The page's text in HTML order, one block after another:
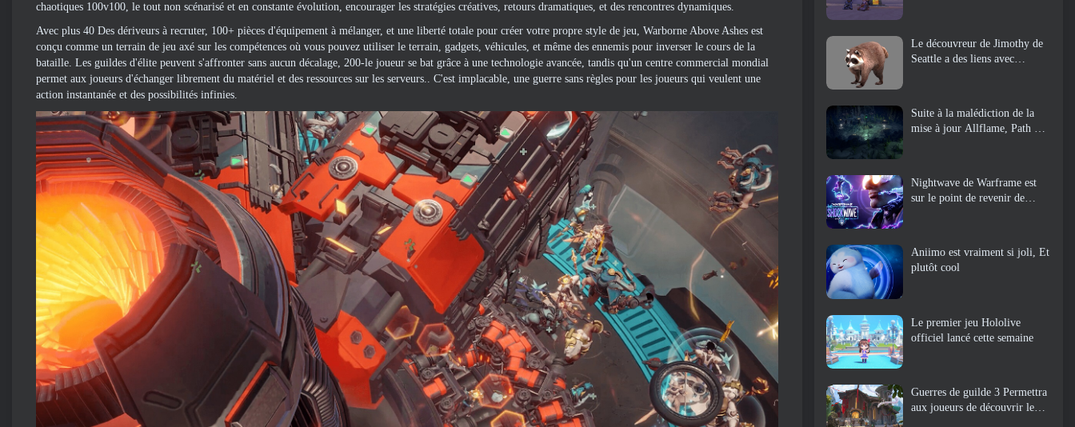
chaotiques 100v100, le tout non scénarisé et en constante évolution, encourager les stratégies créatives, retours dramatiques, et des rencontres dynamiques.
Avec plus 40 Des dériveurs à recruter, 100+ pièces d'équipement à mélanger, et une liberté totale pour créer votre propre style de jeu, Warborne Above Ashes est
conçu comme un terrain de jeu axé sur les compétences où vous pouvez utiliser le terrain, gadgets, véhicules, et même des ennemis pour inverser le cours de la
bataille. Les guildes d'élite peuvent s'affronter sans aucun décalage, 200-le joueur se bat grâce à une technologie avancée, tandis qu'un centre commercial mondial
permet aux joueurs d'échanger librement du matériel et des ressources sur les serveurs.. C'est implacable, une guerre sans règles pour les joueurs qui veulent une
action instantanée et des possibilités infinies.
Le découvreur de Jimothy de
Seattle a des liens avec
Suite à la malédiction de la
mise à jour Allflame, Path Of
Nightwave de Warframe est
sur le point de revenir de
Aniimo est vraiment si joli, Et
plutôt cool
Le premier jeu Hololive
officiel lancé cette semaine
Guerres de guilde 3 Permettra
aux joueurs de découvrir le